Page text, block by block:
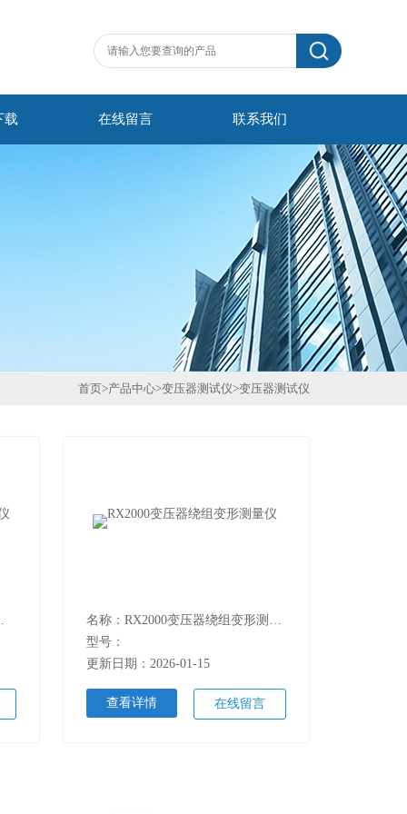
载 在线留言 联系我们
首页>产品中心>变压器测试仪>变压器测试仪
测试仪
名称：RX2000变压器绕组变形测量仪
型号：
更新日期：2026-01-15
查看详情 在线留言